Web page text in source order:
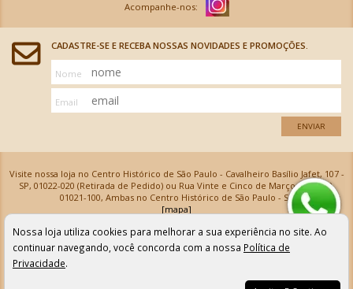
CADASTRE-SE E RECEBA NOSSAS NOVIDADES E PROMOÇÕES.
Nome
Email
ENVIAR
Visite nossa loja no Centro Histórico de São Paulo - Cavalheiro Basílio Jafet, 107 -
SP, 01022-020 (Retirada de Pedido) ou Rua Vinte e Cinco de Março, 576 - SP,
01021-100, Ambas no Centro Histórico de São Paulo - SP
[mapa]
Armarinhos Santa Cecília Ltda | CNPJ: 61.069.639/0001-18
Os preços e as condições de pagamento apresentadas na loja virtual não valem para nossa loja física e
podem sofrer alterações sem aviso prévio. Vendas com cartão de crédito sujeitas a análise e
confirmação de dados.
Nossa loja utiliza cookies para melhorar a sua experiência no site. Ao
continuar navegando, você concorda com a nossa Política de
Privacidade.